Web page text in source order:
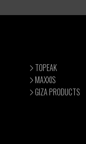
TOPEAK
MAXXIS
GIZA PRODUCTS